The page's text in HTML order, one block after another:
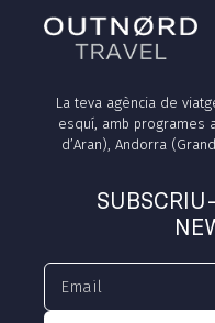
La teva agència de
esquí, amb programes
d’Aran), Andorra